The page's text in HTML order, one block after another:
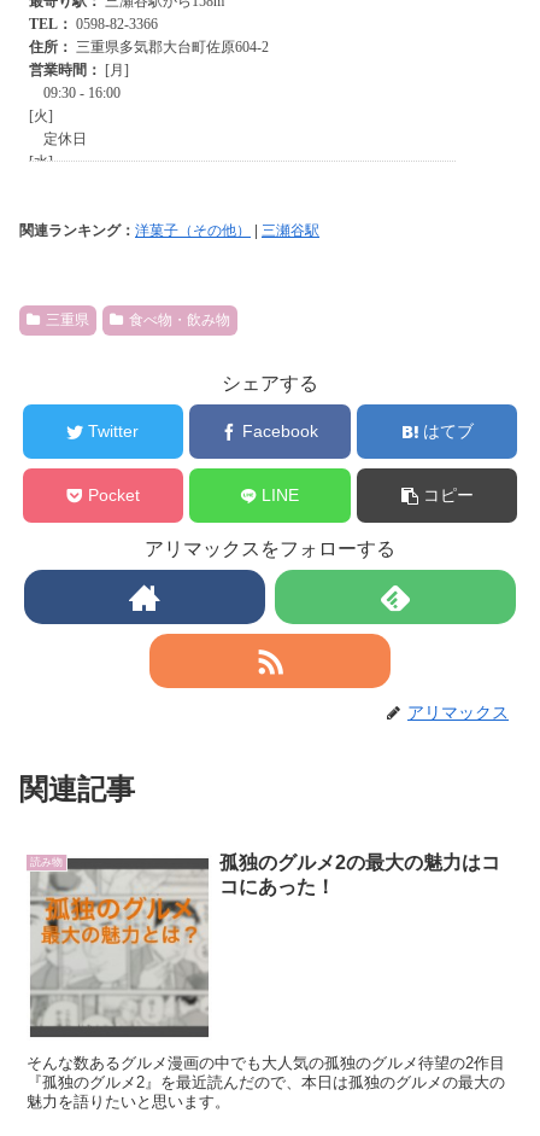
関連ランキング： 洋菓子（その他） 三瀬谷駅
三重県 食べ物・飲み物
シェアする
Twitter Facebook はてブ
Pocket LINE コピー
アリマックスをフォローする
アリマックス
関連記事
読み物
孤独のグルメ2の最大の魅力はコ
コにあった！
そんな数あるグルメ漫画の中でも大人気の孤独のグルメ待望の2作目
『孤独のグルメ2』を最近読んだので、本日は孤独のグルメの最大の
魅力を語りたいと思います。